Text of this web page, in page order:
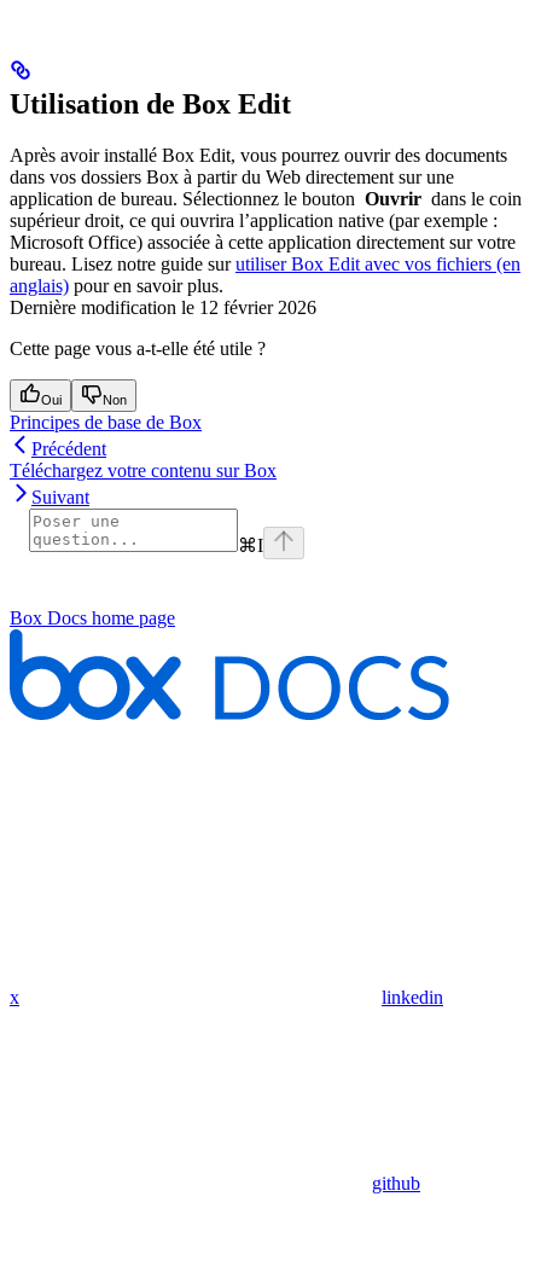
Utilisation de Box Edit
Après avoir installé Box Edit, vous pourrez ouvrir des documents
dans vos dossiers Box à partir du Web directement sur une
application de bureau. Sélectionnez le bouton Ouvrir dans le coin
supérieur droit, ce qui ouvrira l’application native (par exemple :
Microsoft Office) associée à cette application directement sur votre
bureau. Lisez notre guide surutiliser Box Edit avec vos fichiers (en
anglais) pour en savoir plus.
Dernière modification le 12 février 2026
Cette page vous a-t-elle été utile ?
Oui Non
Principes de base de Box
Précédent
Téléchargez votre contenu sur Box
Suivant
⌘I
Box Docs home page
x linkedin
github